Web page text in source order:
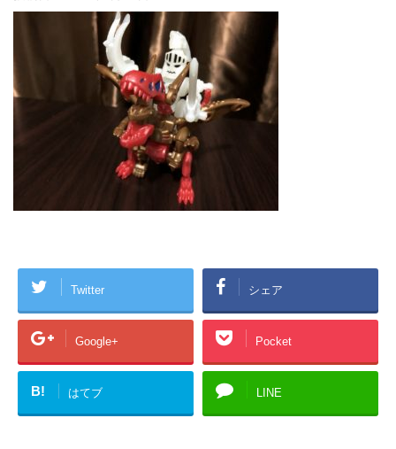
Twitter シェア
Google+ Pocket
B! はてブ LINE